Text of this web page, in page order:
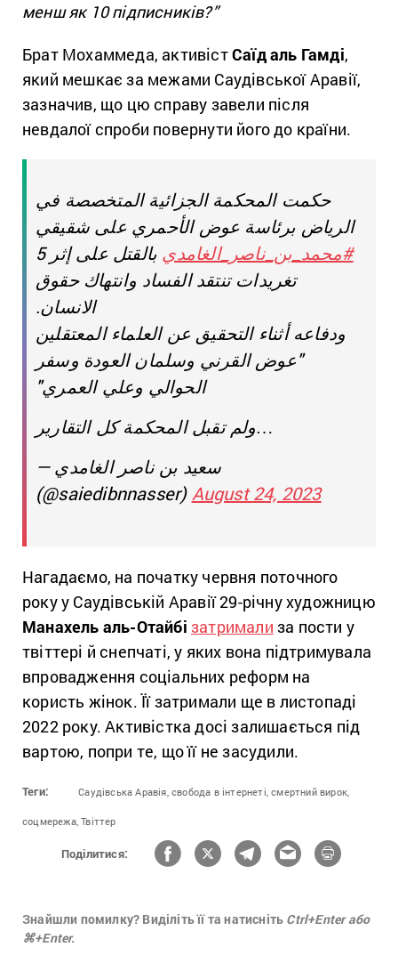
менш як 10 підписників?”
Брат Мохаммеда, активістСаїд аль Гамді,
який мешкає за межами Саудівської Аравії,
зазначив, що цю справу завели після
невдалої спроби повернути його до країни.
حكمت المحكمة الجزائية المتخصصة في
الرياض برئاسة عوض الأحمري على شقيقي
#محمد_بن_ناصر_الغامدي
بالقتل على إثر 5
تغريدات تنتقد الفساد وانتهاك حقوق
الانسان.
ودفاعه أثناء التحقيق عن العلماء المعتقلين
"عوض القرني وسلمان العودة وسفر
الحوالي وعلي العمري"
ولم تقبل المحكمة كل التقارير…
— سعيد بن ناصر الغامدي
(@saiedibnnasser) August 24, 2023
Нагадаємо, на початку червня поточного
року у Саудівській Аравії 29-річну художницю
Манахель аль-Отайбі затримали за пости у
твіттері й снепчаті, у яких вона підтримувала
впровадження соціальних реформ на
користь жінок. Її затримали ще в листопаді
2022 року. Активістка досі залишається під
вартою, попри те, що її не засудили.
Теги: Саудівська Аравія, свобода в інтернеті, смертний вирок,
соцмережа, Твіттер
Поділитися:
Знайшли помилку? Виділіть її та натисніть Ctrl+Enter або
⌘+Enter.